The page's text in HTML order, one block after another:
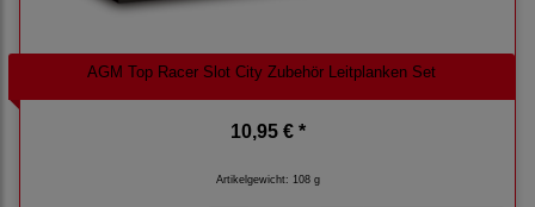
AGM Top Racer Slot City Zubehör Leitplanken Set
10,95 € *
Artikelgewicht: 108 g